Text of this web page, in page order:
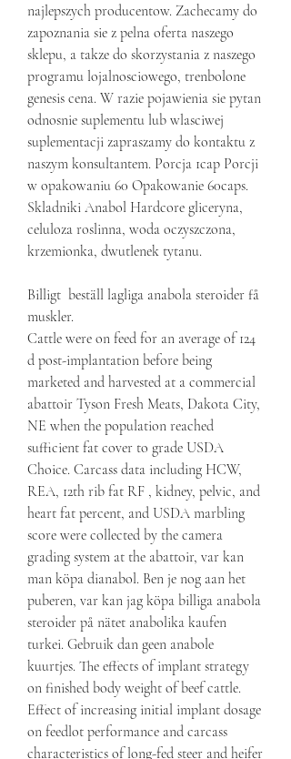
najlepszych producentow. Zachecamy do
zapoznania sie z pelna oferta naszego
sklepu, a takze do skorzystania z naszego
programu lojalnosciowego, trenbolone
genesis cena. W razie pojawienia sie pytan
odnosnie suplementu lub wlasciwej
suplementacji zapraszamy do kontaktu z
naszym konsultantem. Porcja 1cap Porcji
w opakowaniu 60 Opakowanie 60caps.
Skladniki Anabol Hardcore gliceryna,
celuloza roslinna, woda oczyszczona,
krzemionka, dwutlenek tytanu.
Billigt  beställ lagliga anabola steroider få
muskler.
Cattle were on feed for an average of 124
d post-implantation before being
marketed and harvested at a commercial
abattoir Tyson Fresh Meats, Dakota City,
NE when the population reached
sufficient fat cover to grade USDA
Choice. Carcass data including HCW,
REA, 12th rib fat RF , kidney, pelvic, and
heart fat percent, and USDA marbling
score were collected by the camera
grading system at the abattoir, var kan
man köpa dianabol. Ben je nog aan het
puberen, var kan jag köpa billiga anabola
steroider på nätet anabolika kaufen
turkei. Gebruik dan geen anabole
kuurtjes. The effects of implant strategy
on finished body weight of beef cattle.
Effect of increasing initial implant dosage
on feedlot performance and carcass
characteristics of long-fed steer and heifer